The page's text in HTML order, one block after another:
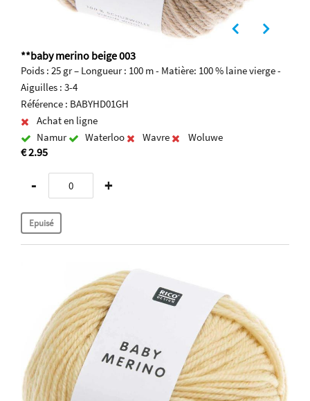
**baby merino beige 003
Poids : 25 gr – Longueur : 100 m - Matière: 100 % laine vierge -
Aiguilles : 3-4
Référence : BABYHD01GH
Achat en ligne
Namur
Waterloo Wavre Woluwe
€ 2.95
- +